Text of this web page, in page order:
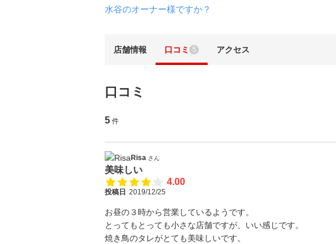
水谷のオーナー様ですか？
店舗情報 口コミ 5 アクセス
口コミ
5 件
Risa さん
美味しい
4.00
投稿日 2019/12/25
お昼の３時から営業しているようです。
とってもとっても小さな店舗ですが、いい感じです。
焼き鳥のタレがとても美味しいです。